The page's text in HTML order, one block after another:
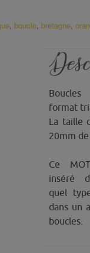
, boucle, bretagne,
format
La taille
20mm
Ce
inséré
quel
dans un
boucles.